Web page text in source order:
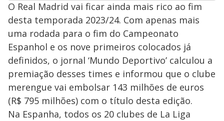
O Real Madrid vai ficar ainda mais rico ao fim
desta temporada 2023/24. Com apenas mais
uma rodada para o fim do Campeonato
Espanhol e os nove primeiros colocados já
definidos, o jornal ‘Mundo Deportivo’ calculou a
premiação desses times e informou que o clube
merengue vai embolsar 143 milhões de euros
(R$ 795 milhões) com o título desta edição.
Na Espanha, todos os 20 clubes de La Liga